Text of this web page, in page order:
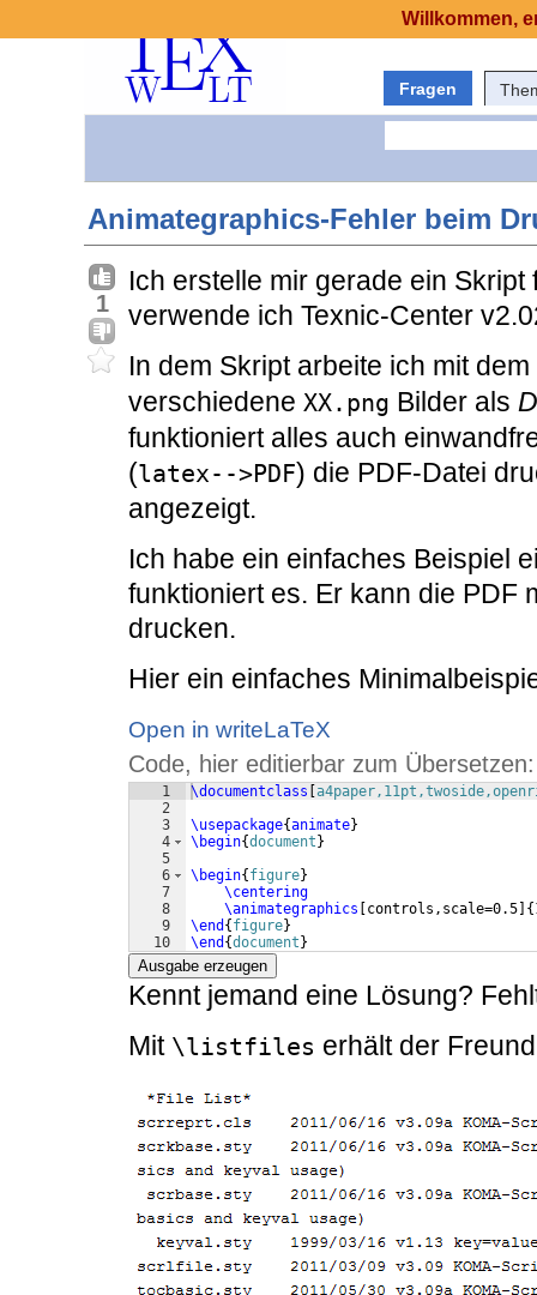
Fragen
Animategraphics-Fehler beim
1
Ich erstelle mir gerade ein
verwende ich Texnic-Center
In dem Skript arbeite ich mit
verschiedene XX.png Bilder als
funktioniert alles auch
(latex-->PDF) die PDF-Datei
angezeigt.
Ich habe ein einfaches Beispiel
funktioniert es. Er kann die PDF
drucken.
Hier ein einfaches
Open in writeLaTeX
Code, hier editierbar zum Übersetzen:
1
2
3
4
5
6
7
8
9
10
\documentclass
\usepackage{animate}
\begin{document }
\begin{ figure}
\centering
\animategraphics
controls,scale=0.5 {
\end { figure}
\end {document }
Ausgabe erzeugen
Kennt jemand eine Lösung?
Mit \listfiles erhält der Freund
Willkommen,